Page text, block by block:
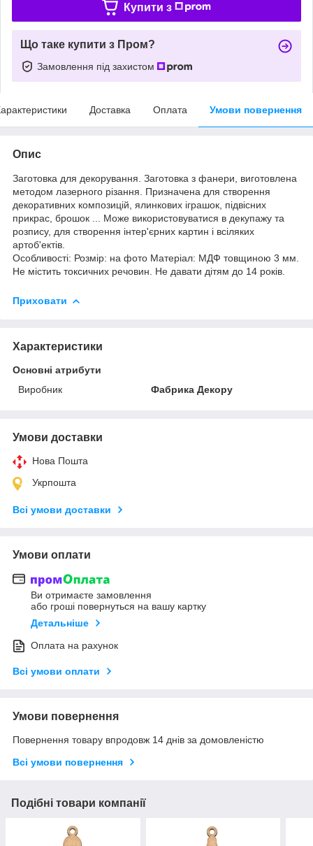
Купити з
Що таке купити з Пром?
Замовлення під захистом
Доставка Оплата Умови повернення
Опис
Заготовка для декорування. Заготовка з фанери, виготовлена
методом лазерного різання. Призначена для створення
декоративних композицій, ялинкових іграшок, підвісних
прикрас, брошок ... Може використовуватися в декупажу та
розпису, для створення інтер'єрних картин і всіляких
артоб'ектів.
Особливості: Розмір: на фото Матеріал: МДФ товщиною 3 мм.
Не містить токсичних речовин. Не давати дітям до 14 років.
Приховати
Характеристики
Основні атрибути
Виробник
Фабрика Декору
Умови доставки
Нова Пошта
Укрпошта
Всі умови доставки
Умови оплати
Ви отримаєте замовлення
або гроші повернуться на вашу картку
Детальніше
Оплата на рахунок
Всі умови оплати
Умови повернення
Повернення товару впродовж 14 днів за домовленістю
Всі умови повернення
Подібні товари компанії